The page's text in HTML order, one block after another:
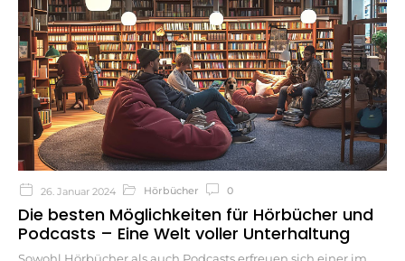
26. Januar 2024 Hörbücher 0
Die besten Möglichkeiten für Hörbücher und
Podcasts – Eine Welt voller Unterhaltung
Sowohl Hörbücher als auch Podcasts erfreuen sich einer im